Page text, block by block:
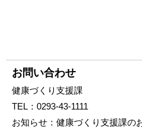
お問い合わせ
健康づくり支援課
TEL： 0293-43-1111
お知らせ： 健康づくり支援課の